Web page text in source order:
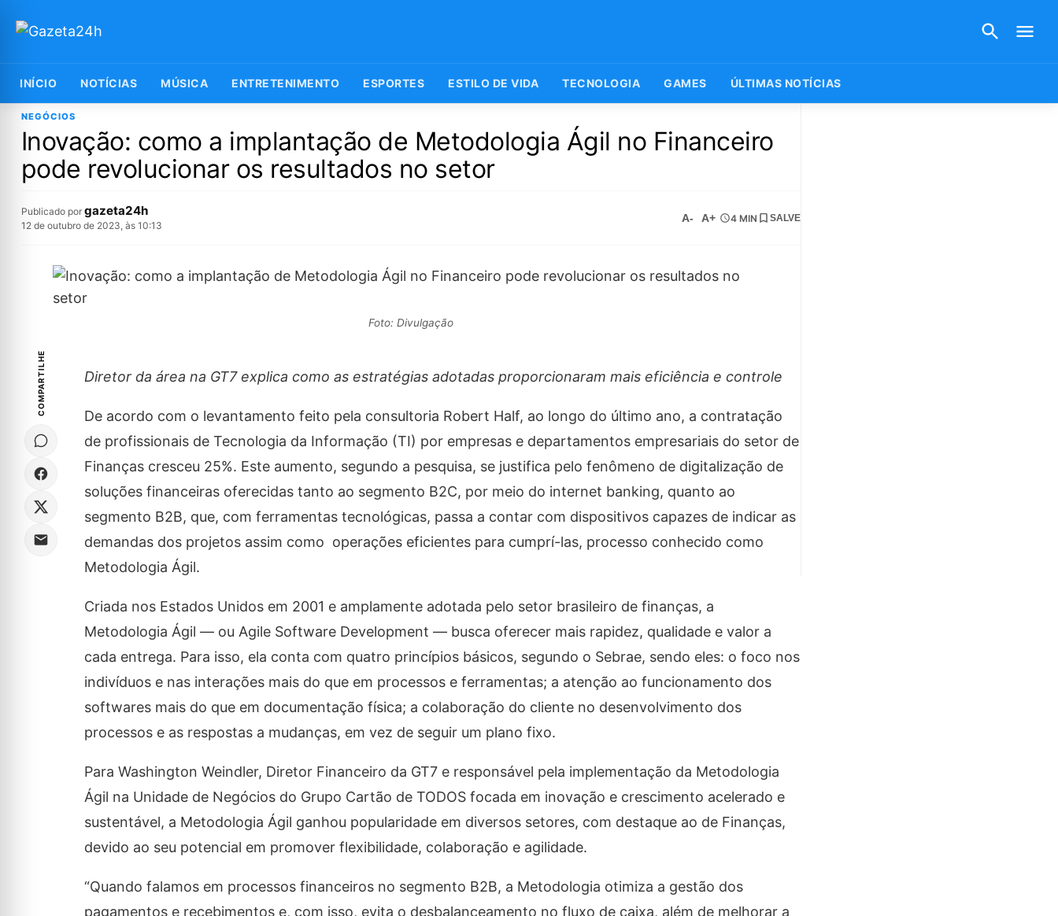
INÍCIO NOTÍCIAS MÚSICA ENTRETENIMENTO ESPORTES ESTILO DE VIDA TECNOLOGIA GAMES ÚLTIMAS NOTÍCIAS
NEGÓCIOS
Inovação: como a implantação de Metodologia Ágil no Financeiro
pode revolucionar os resultados no setor
Publicado por gazeta24h
12 de outubro de 2023, às 10:13
A- A+ 4 MIN SALVE
Foto: Divulgação
COMPARTILHE Diretor da área na GT7 explica como as estratégias adotadas proporcionaram mais eficiência e controle
De acordo com o levantamento feito pela consultoria Robert Half, ao longo do último ano, a contratação
de profissionais de Tecnologia da Informação (TI) por empresas e departamentos empresariais do setor de
Finanças cresceu 25%. Este aumento, segundo a pesquisa, se justifica pelo fenômeno de digitalização de
soluções financeiras oferecidas tanto ao segmento B2C, por meio do internet banking, quanto ao
segmento B2B, que, com ferramentas tecnológicas, passa a contar com dispositivos capazes de indicar as
demandas dos projetos assim como operações eficientes para cumprí-las, processo conhecido como
Metodologia Ágil.
Criada nos Estados Unidos em 2001 e amplamente adotada pelo setor brasileiro de finanças, a
Metodologia Ágil — ou Agile Software Development — busca oferecer mais rapidez, qualidade e valor a
cada entrega. Para isso, ela conta com quatro princípios básicos, segundo o Sebrae, sendo eles: o foco nos
indivíduos e nas interações mais do que em processos e ferramentas; a atenção ao funcionamento dos
softwares mais do que em documentação física; a colaboração do cliente no desenvolvimento dos
processos e as respostas a mudanças, em vez de seguir um plano fixo.
Para Washington Weindler, Diretor Financeiro da GT7 e responsável pela implementação da Metodologia
Ágil na Unidade de Negócios do Grupo Cartão de TODOS focada em inovação e crescimento acelerado e
sustentável, a Metodologia Ágil ganhou popularidade em diversos setores, com destaque ao de Finanças,
devido ao seu potencial em promover flexibilidade, colaboração e agilidade.
“Quando falamos em processos financeiros no segmento B2B, a Metodologia otimiza a gestão dos
pagamentos e recebimentos e, com isso, evita o desbalanceamento no fluxo de caixa, além de melhorar a